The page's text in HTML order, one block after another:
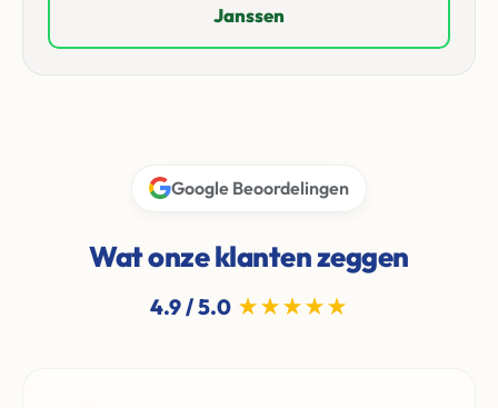
Janssen
Google Beoordelingen
Wat onze klanten zeggen
4.9 / 5.0 ★★★★★